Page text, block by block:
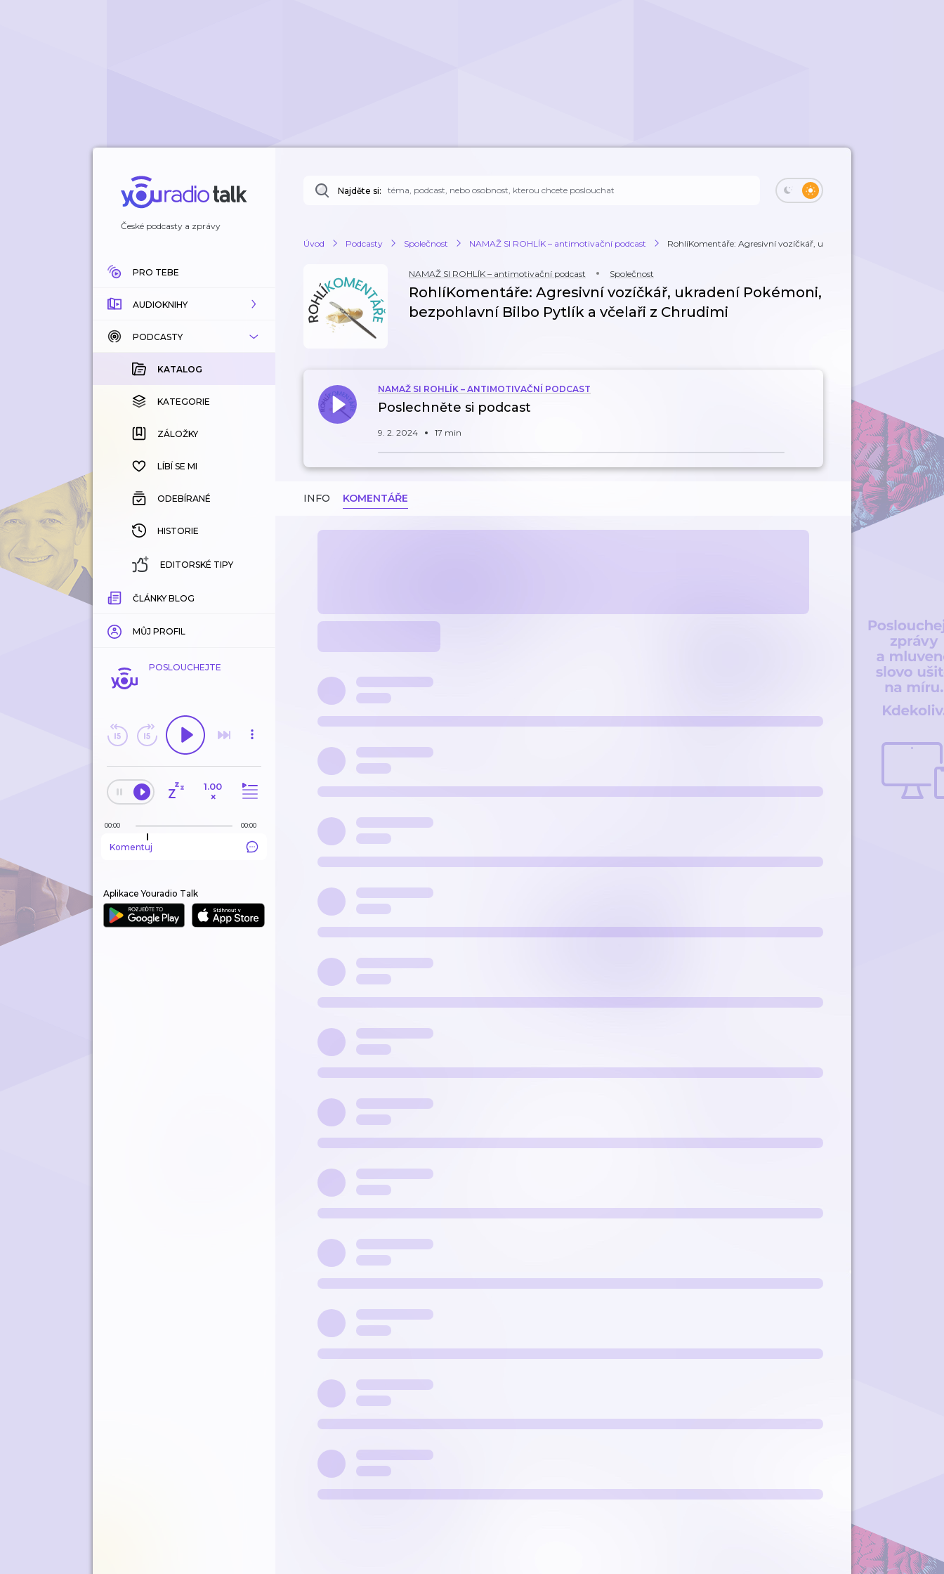
České podcasty a zprávy
PRO TEBE
AUDIOKNIHY
KATALOG
KOUPENÉ
KATEGORIE
ZÁLOŽKY
HISTORIE
PODCASTY
KATALOG
KATEGORIE
ZÁLOŽKY
LÍBÍ SE MI
ODEBÍRANÉ
HISTORIE
EDITORSKÉ TIPY
ČLÁNKY BLOG
MŮJ PROFIL
POSLOUCHEJTE
1.00
×
00:00 00:00
Komentuj
Aplikace Youradio Talk
Najděte si:
Úvod Podcasty Společnost NAMAŽ SI ROHLÍK – antimotivační podcast RohlíKomentáře: Agresivní vozíčkář, ukrade...
NAMAŽ SI ROHLÍK – antimotivační podcast Společnost
RohlíKomentáře: Agresivní vozíčkář, ukradení Pokémoni,
bezpohlavní Bilbo Pytlík a včelaři z Chrudimi
NAMAŽ SI ROHLÍK – ANTIMOTIVAČNÍ PODCAST
Poslechněte si podcast
9. 2. 2024 17 min
INFO KOMENTÁŘE